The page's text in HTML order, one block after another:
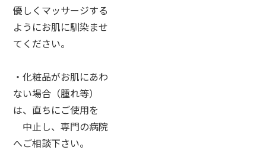
優しくマッサージする
ようにお肌に馴染ませ
てください。
・化粧品がお肌にあわ
ない場合（腫れ等）
は、直ちにご使用を
中止し、専門の病院
へご相談下さい。